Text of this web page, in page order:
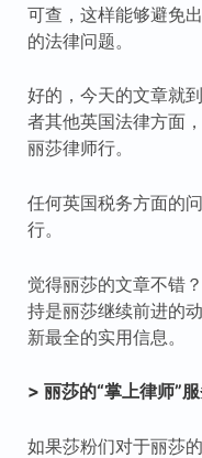
可查，这样能够避免
的法律问题。
好的，今天的文章就
者其他英国法律方面
丽莎律师行。
任何英国税务方面的
行。
觉得丽莎的文章不错
持是丽莎继续前进的
新最全的实用信息。
> 丽莎的“掌上律师”
如果莎粉们对于丽莎